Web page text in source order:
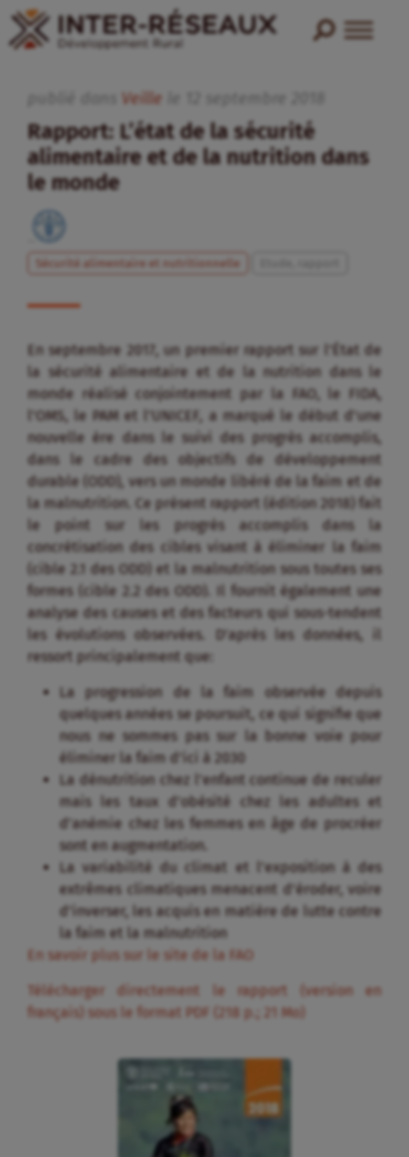
Veille
Rapport: L’état de la sécurité
alimentaire et de la nutrition dans
le monde
Sécurité alimentaire et nutritionnelle
En septembre 2017, un premier rapport sur l’État de
la sécurité alimentaire et de la nutrition dans le
monde réalisé conjointement par la FAO, le FIDA,
l’OMS, le PAM et l’UNICEF, a marqué le début d’une
nouvelle ère dans le suivi des progrès accomplis,
dans le cadre des objectifs de développement
durable (ODD), vers un monde libéré de la faim et de
la malnutrition. Ce présent rapport (édition 2018) fait
le point sur les progrès accomplis dans la
concrétisation des cibles visant à éliminer la faim
(cible 2.1 des ODD) et la malnutrition sous toutes ses
formes (cible 2.2 des ODD). Il fournit également une
analyse des causes et des facteurs qui sous-tendent
les évolutions observées. D’après les données, il
ressort principalement que:
La progression de la faim observée depuis
quelques années se poursuit, ce qui signifie que
nous ne sommes pas sur la bonne voie pour
éliminer la faim d’ici à 2030
La dénutrition chez l’enfant continue de reculer
mais les taux d’obésité chez les adultes et
d’anémie chez les femmes en âge de procréer
sont en augmentation.
La variabilité du climat et l’exposition à des
extrêmes climatiques menacent d’éroder, voire
d’inverser, les acquis en matière de lutte contre
la faim et la malnutrition
En savoir plus sur le site de la FAO
Télécharger directement le rapport (version en
français) sous le format PDF (218 p.; 21 Mo)